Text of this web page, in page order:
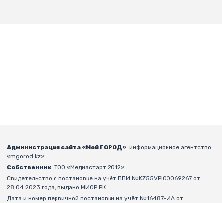
Администрация сайта «Мой ГОРОД»: информационное агентство
«mgorod.kz».
Собственник: ТОО «Медиастарт 2012».
Свидетельство о постановке на учёт ППИ №KZ55VPI00069267 от
28.04.2023 года, выдано МИОР РК.
Дата и номер первичной постановки на учёт №16487-ИА от